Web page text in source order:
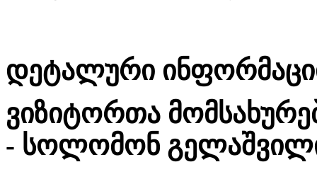
დეტალური
ვიზიტორთა
- სოლომონ